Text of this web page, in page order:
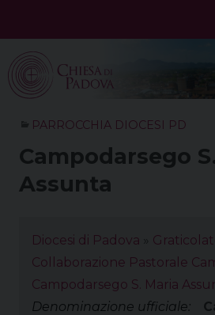
PARROCCHIA DIOCESI PD
Campodarsego
Assunta
Diocesi di Padova
Collaborazione Pastorale
Campodarsego S. Maria
Denominazione ufficiale: